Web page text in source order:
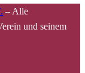
– Alle
und seinem